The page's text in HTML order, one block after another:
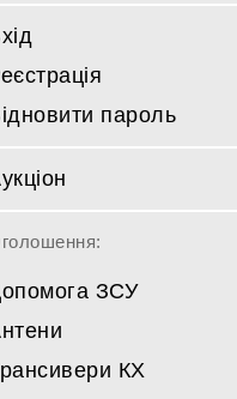
пароль
ЗСУ
Спрямовані КВ
КХ